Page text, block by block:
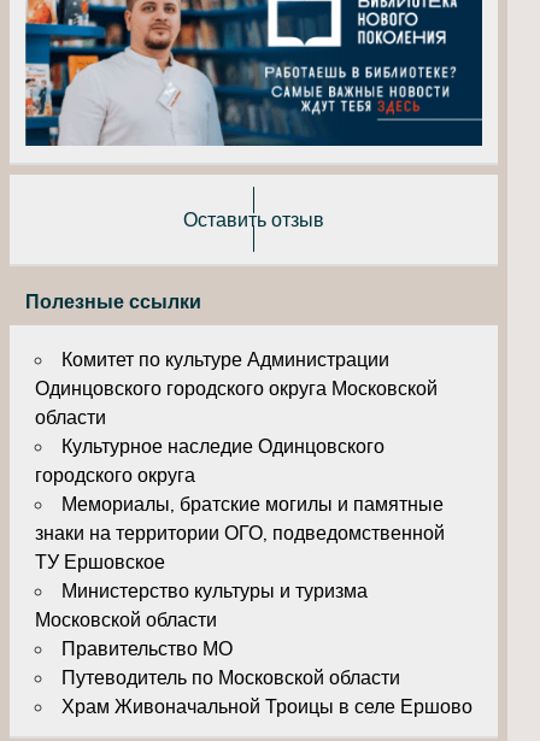
Оставить отзыв
Полезные ссылки
Комитет по культуре Администрации
Одинцовского городского округа Московской
области
Культурное наследие Одинцовского
городского округа
Мемориалы, братские могилы и памятные
знаки на территории ОГО, подведомственной
ТУ Ершовское
Министерство культуры и туризма
Московской области
Правительство МО
Путеводитель по Московской области
Храм Живоначальной Троицы в селе Ершово